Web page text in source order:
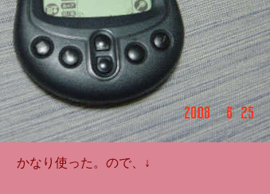
かなり使った。ので、↓